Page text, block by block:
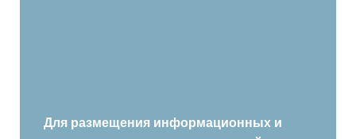
Для размещения информационных и